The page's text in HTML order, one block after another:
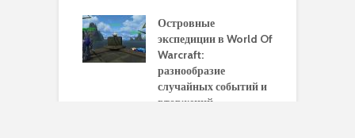
Островные
экспедиции в World Of
Warcraft:
разнообразие
случайных событий и
вторжений